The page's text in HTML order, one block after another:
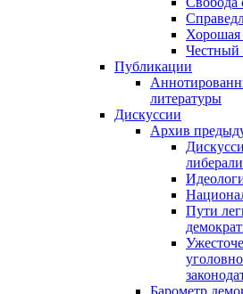
Честный
Публикации
литературы
Дискуссии
Архив
Пути
Барометр